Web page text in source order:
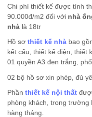
Chi phí thiết kế được tính
90.000đ/m2 đối với nhà
nhà là 18tr
Hồ sơ thiết kế nhà bao
kết cấu, thiết kế điện, thiết
01 quyền A3 đen trắng,
02 bộ hồ sơ xin phép, đủ
Phần thiết kế nội thất
phòng khách, trong
hàng tháng.